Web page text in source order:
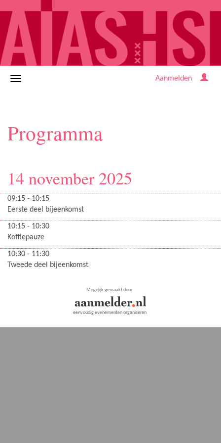
Aanmelden
Programma
14 november 2025
09:15 - 10:15
Eerste deel bijeenkomst
10:15 - 10:30
Koffiepauze
10:30 - 11:30
Tweede deel bijeenkomst
Mogelijk gemaakt door
eenvoudig evenementen organiseren